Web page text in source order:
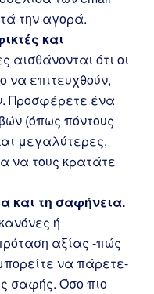
την αγορά.
και
αισθάνονται ότι οι
να επιτευχθούν,
Προσφέρετε ένα
(όπως πόντους
μεγαλύτερες,
να τους κρατάτε
και τη σαφήνεια.
ή
αξίας -πώς
να πάρετε-
σαφής. Όσο πιο